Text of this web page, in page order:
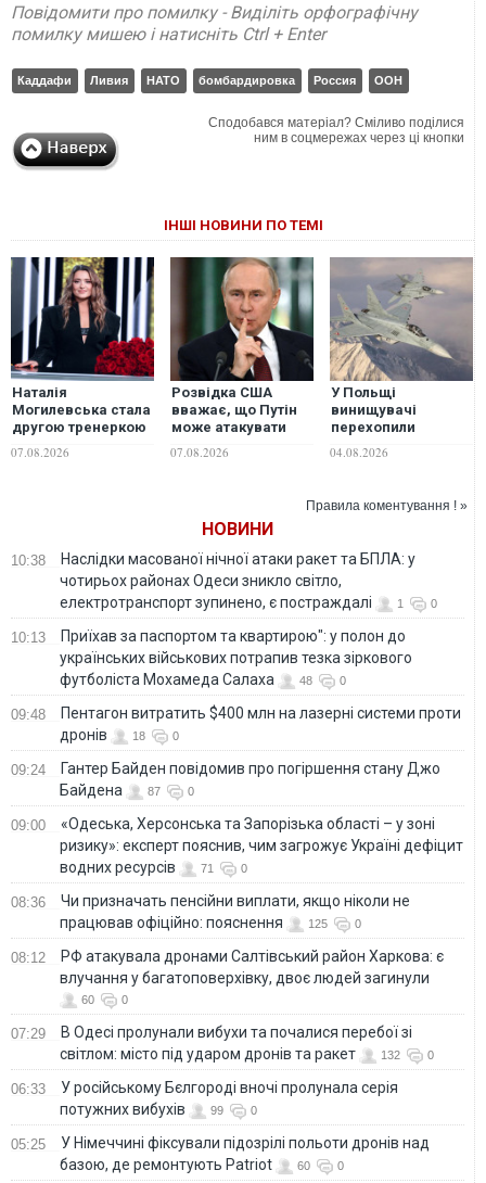
Повідомити про помилку - Виділіть орфографічну
помилку мишею і натисніть Ctrl + Enter
Каддафи Ливия НАТО бомбардировка Россия ООН
Сподобався матеріал? Сміливо поділися
ним в соцмережах через ці кнопки
ІНШІ НОВИНИ ПО ТЕМІ
Наталія
Могилевська стала
другою тренеркою
14-го сезону шоу
"Голос країни"
07.08.2026
Розвідка США
вважає, що Путін
може атакувати
одну з країн НАТО
вже цієї осені, -
07.08.2026
У Польщі
винищувачі
перехопили
російський Іл-20,
який підлетів до
04.08.2026
Правила коментування ! »
НОВИНИ
10:38
Наслідки масованої нічної атаки ракет та БПЛА: у
чотирьох районах Одеси зникло світло,
електротранспорт зупинено, є постраждалі
1 0
10:13
Приїхав за паспортом та квартирою": у полон до
українських військових потрапив тезка зіркового
футболіста Мохамеда Салаха
48 0
09:48
Пентагон витратить $400 млн на лазерні системи проти
дронів
18 0
09:24
Гантер Байден повідомив про погіршення стану Джо
Байдена
87 0
09:00
«Одеська, Херсонська та Запорізька області – у зоні
ризику»: експерт пояснив, чим загрожує Україні дефіцит
водних ресурсів
71 0
08:36
Чи призначать пенсійни виплати, якщо ніколи не
працював офіційно: пояснення
125 0
08:12
РФ атакувала дронами Салтівський район Харкова: є
влучання у багатоповерхівку, двоє людей загинули
60 0
07:29
В Одесі пролунали вибухи та почалися перебої зі
світлом: місто під ударом дронів та ракет
132 0
06:33
У російському Бєлгороді вночі пролунала серія
потужних вибухів
99 0
05:25
У Німеччині фіксували підозрілі польоти дронів над
базою, де ремонтують Patriot
60 0